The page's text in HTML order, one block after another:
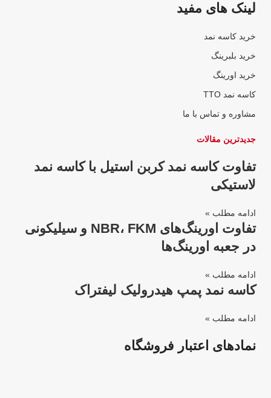
لینک های مفید
خرید کاسه نمد
خرید بلبرینگ
خرید اورینگ
کاسه نمد TTO
مشاوره و تماس با ما
جدیدترین مقالات
تفاوت کاسه نمد کربن استیل با کاسه نمد
لاستیکی
ادامه مطلب »
تفاوت اورینگ‌های NBR، FKM و سیلیکونی
در جعبه اورینگ‌ها
ادامه مطلب »
کاسه نمد پمپ هیدرولیک لیفتراک
ادامه مطلب »
نمادهای اعتبار فروشگاه